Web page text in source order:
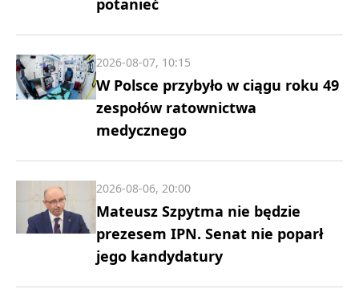
W Polsce przybyło w ciągu roku 49
zespołów ratownictwa
medycznego
2026-08-07, 10:15
Mateusz Szpytma nie będzie
prezesem IPN. Senat nie poparł
jego kandydatury
2026-08-06, 20:00